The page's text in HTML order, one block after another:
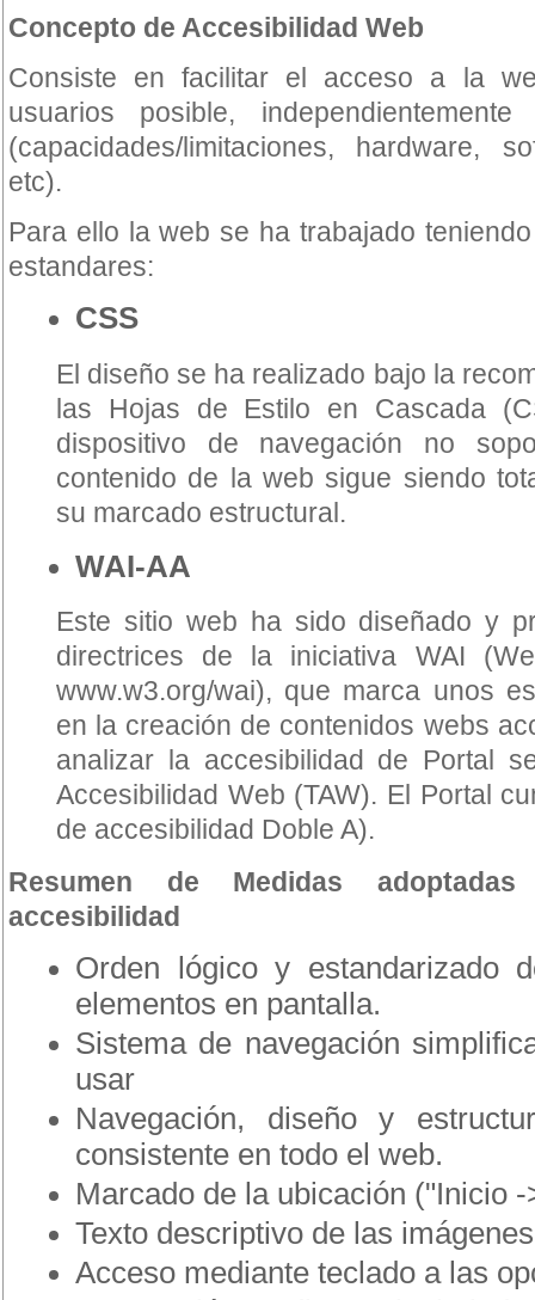
Concepto de Accesibilidad Web
Consiste en facilitar el acceso a la
usuarios posible,
(capacidades/limitaciones, hardware,
etc).
Para ello la web se ha trabajado
estandares:
CSS
El diseño se ha realizado bajo la
las Hojas de Estilo en Cascada
dispositivo de navegación no
contenido de la web sigue siendo
su marcado estructural.
WAI-AA
Este sitio web ha sido diseñado y
directrices de la iniciativa WAI
www.w3.org/wai), que marca unos
en la creación de contenidos webs
analizar la accesibilidad de Portal
Accesibilidad Web (TAW). El Portal
de accesibilidad Doble A).
Resumen de Medidas
accesibilidad
Orden lógico y estandarizado
elementos en pantalla.
Sistema de navegación
usar
Navegación, diseño y
consistente en todo el web.
Marcado de la ubicación ("Inicio -
Texto descriptivo de las
Acceso mediante teclado a las